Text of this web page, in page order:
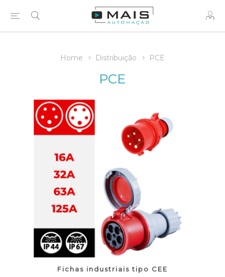
Home Distribuição PCE
PCE
Fichas industriais tipo CEE